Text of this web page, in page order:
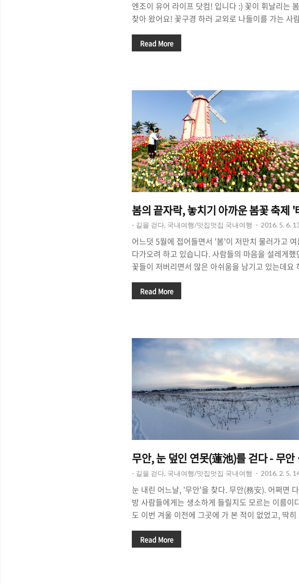
엔조이 유어 라이프 닷컴! 입니다 :) 꽃이 휘날리는
찾아 왔어요! 꽃구경 하러 교외로 나들이를 가는 사
할 수 있죠. 나들이를 갈 때 마다 '뭘 먹을까?'를 고민
목원/광릉수목원/포천 방향으로 가는 47번 국도 길
있어서 비교적 눈에 잘 띄는데요, 인터넷 후기를 검색
면 비교적 평가가 긍정적으로 나와있는 곳입니다. 함
테이크와 피자를 맛볼 겸, 그리고 정말 '긍정적인 평
할 만..
Read More
봄의 끝자락, 놓치기 아까운 봄꽃 축제
- 길을 걷다, 국내여행/맛집멋집 국내여행 2016. 5. 6.
어느덧 5월에 접어들면서 '봄'이 저만치 물러가고 여
다가오려 하고 있습니다. 사람들의 마음을 설레게했
꽃들이 저버리면서 많은 아쉬움을 남기고 있는데요
있는 꽃 '튤립'이 사람들을 반기고 있습니다. 벚꽃, 배
니다. 충청남도 태안의 네이처월드에서 열리고 있는
(2016.04.16~05.08) '2016 태안 세계튤립꽃축제'에
왔는데요, 서울에서 대략 3시간 남짓 걸리는 태안까지
는 길은 지루했지만 튤립 축제 현장에 도착했을 때
지루함이 사라지고 입가에는 미..
Read More
무안, 눈 덮인 연못(蓮池)를 걷다 - 무안
- 길을 걷다, 국내여행/맛집멋집 국내여행 2016. 2. 5.
눈 내린 어느날, '무안'을 찾다. 무안(務安). 어쩌면
방 사람들에게는 생소하게 들릴지도 모르는 이름이
도 이번 겨울 이전에 그곳에 가 본 적이 없었고, 딱히
목포와 나주. 그리고 해남, 강진, 보성, 장흥, 담양, 순
Read More